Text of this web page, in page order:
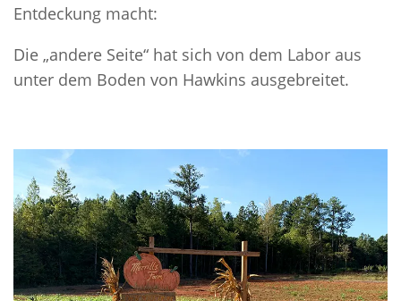
Entdeckung macht:
Die „andere Seite“ hat sich von dem Labor aus
unter dem Boden von Hawkins ausgebreitet.